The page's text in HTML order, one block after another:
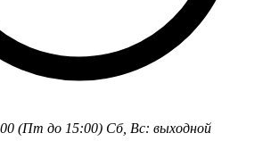
(Пт до 15:00) Сб, Вс: выходной